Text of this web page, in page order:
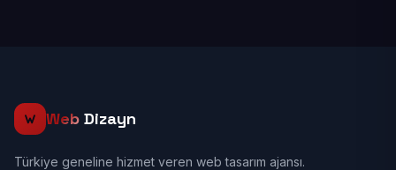
Web Dizayn
Türkiye geneline hizmet veren web tasarım ajansı.